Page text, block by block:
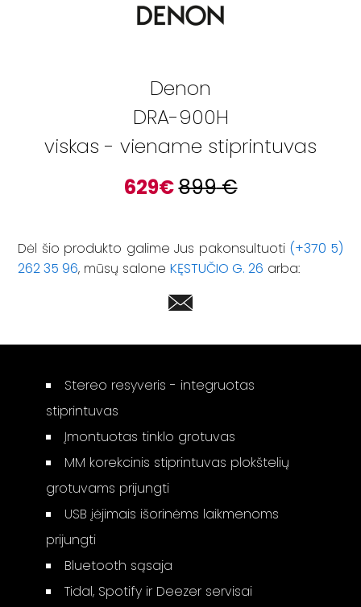
Denon
DRA-900H
viskas - viename stiprintuvas
629€899€
Dėl šio produkto galime Jus pakonsultuoti (+370 5)
262 35 96, mūsų salone KĘSTUČIO G. 26 arba:
Stereo resyveris - integruotas
stiprintuvas
Įmontuotas tinklo grotuvas
MM korekcinis stiprintuvas plokštelių
grotuvams prijungti
USB įėjimais išorinėms laikmenoms
prijungti
Bluetooth sąsaja
Tidal, Spotify ir Deezer servisai